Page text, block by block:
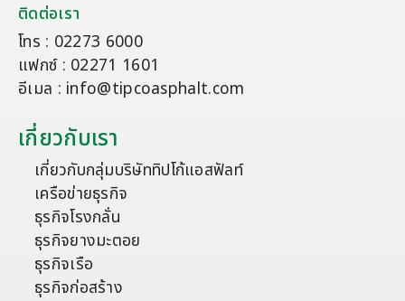
ติดต่อเรา
โทร : 02273 6000
แฟกซ์ : 02271 1601
อีเมล : info@tipcoasphalt.com
เกี่ยวกับเรา
เกี่ยวกับกลุ่มบริษัททิปโก้แอสฟัลท์
เครือข่ายธุรกิจ
ธุรกิจโรงกลั่น
ธุรกิจยางมะตอย
ธุรกิจเรือ
ธุรกิจก่อสร้าง